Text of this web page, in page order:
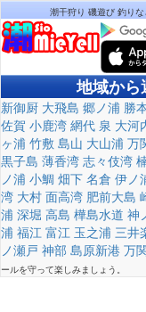
潮干狩り 磯遊び 釣りな
地域から
新御厨 大飛島 郷ノ浦 勝
佐賀 小鹿湾 網代 泉 大河
ヶ浦 竹敷 島山 大山浦 万
黒子島 薄香湾 志々伎湾
ノ浦 小鯛 畑下 名倉 伊ノ
湾 大村 面高湾 肥前大島
浦 深堀 高島 樺島水道 神
浦 福江 富江 玉之浦 三井
ノ瀬戸 神部 島原新港 万
ールを守って楽しみましょう。